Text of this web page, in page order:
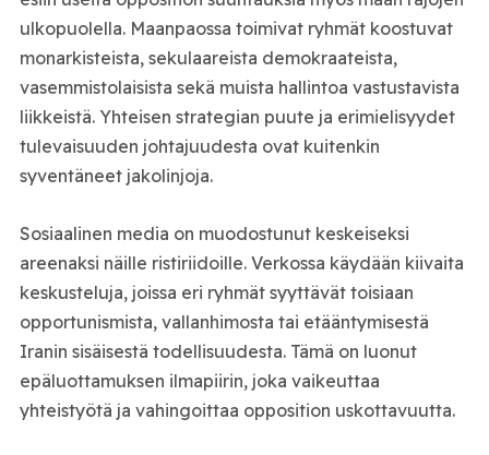
ulkopuolella. Maanpaossa toimivat ryhmät koostuvat
monarkisteista, sekulaareista demokraateista,
vasemmistolaisista sekä muista hallintoa vastustavista
liikkeistä. Yhteisen strategian puute ja erimielisyydet
tulevaisuuden johtajuudesta ovat kuitenkin
syventäneet jakolinjoja.
Sosiaalinen media on muodostunut keskeiseksi
areenaksi näille ristiriidoille. Verkossa käydään kiivaita
keskusteluja, joissa eri ryhmät syyttävät toisiaan
opportunismista, vallanhimosta tai etääntymisestä
Iranin sisäisestä todellisuudesta. Tämä on luonut
epäluottamuksen ilmapiirin, joka vaikeuttaa
yhteistyötä ja vahingoittaa opposition uskottavuutta.